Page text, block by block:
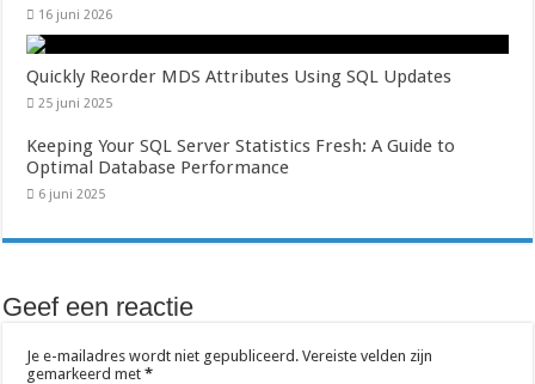
16 juni 2026
Quickly Reorder MDS Attributes Using SQL Updates
25 juni 2025
Keeping Your SQL Server Statistics Fresh: A Guide to
Optimal Database Performance
6 juni 2025
Geef een reactie
Je e-mailadres wordt niet gepubliceerd. Vereiste velden zijn
gemarkeerd met*